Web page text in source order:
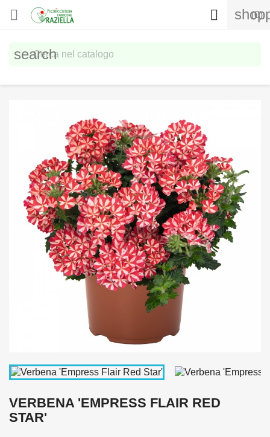
 (0)

search
VERBENA 'EMPRESS FLAIR RED
STAR'